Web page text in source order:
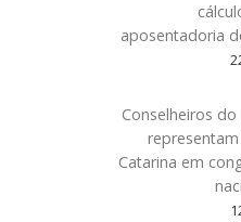
aposentadoria
Conselheiros do
representam
Catarina em